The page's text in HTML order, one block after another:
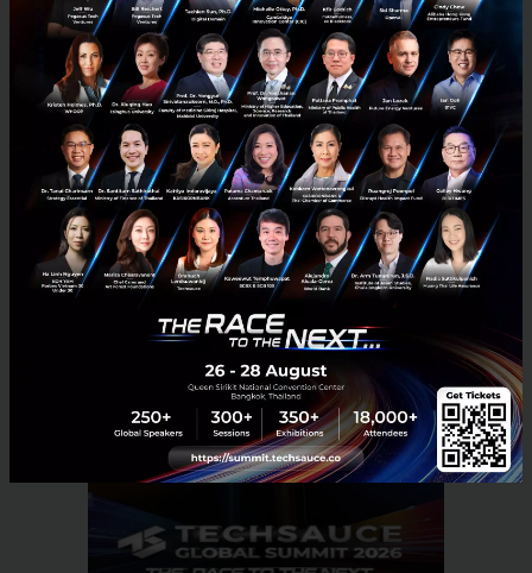
ในอนาคต NIA จะประกาศกลไกการให้ทุนในรูป
แบบใหม่เพื่อรองรับสิ่งที่จะมาส่งเสริมการใช้
นวัตกรรมหรือทำให้นวัตกรรมเข้าใกล้ตลาด มีการซื้อ
ขายและใช้งานมากยิ่งขึ้น (Commercialization)
TS Video Exec Insight nia นวัตกรรม innovation digital-economy
startup-ecosystem Dr.Krithpaka Boonfueng สำนักงานนวัตกรรมแห่งชาติ
%e0%b8%aa%e0%b8%99%e0%b8%8a
No comment